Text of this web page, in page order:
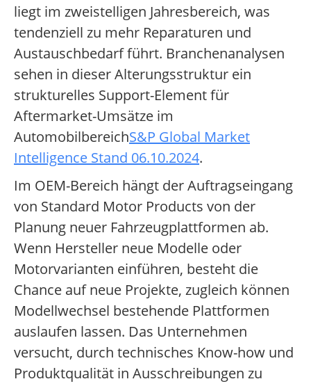
liegt im zweistelligen Jahresbereich, was
tendenziell zu mehr Reparaturen und
Austauschbedarf führt. Branchenanalysen
sehen in dieser Alterungsstruktur ein
strukturelles Support-Element für
Aftermarket-Umsätze im
AutomobilbereichS&P Global Market
Intelligence Stand 06.10.2024.
Im OEM-Bereich hängt der Auftragseingang
von Standard Motor Products von der
Planung neuer Fahrzeugplattformen ab.
Wenn Hersteller neue Modelle oder
Motorvarianten einführen, besteht die
Chance auf neue Projekte, zugleich können
Modellwechsel bestehende Plattformen
auslaufen lassen. Das Unternehmen
versucht, durch technisches Know-how und
Produktqualität in Ausschreibungen zu